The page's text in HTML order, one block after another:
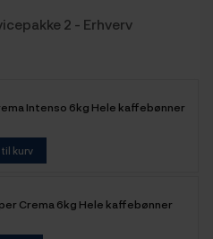
2 - Erhverv
Intenso 6kg Hele kaffebønner
kurv
Crema 6kg Hele kaffebønner